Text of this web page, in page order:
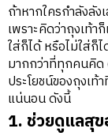
ถ้าหากใครกำลังลัง
เพราะคิดว่าถุงเท้
ใส่ก็ได้ หรือไม่ใส่ก็
มากกว่าที่ทุกคนคิด
ประโยชน์ของถุงเท้
แน่นอน ดังนี้
1. ช่วยดูแลสุ